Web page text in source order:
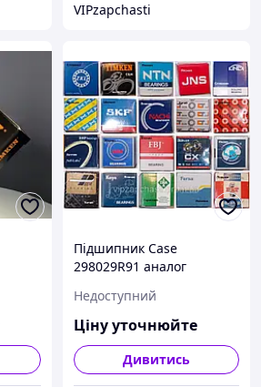
VIPzapchasti
Підшипник Case
298029R91 аналог
Недоступний
Ціну уточнюйте
Дивитись